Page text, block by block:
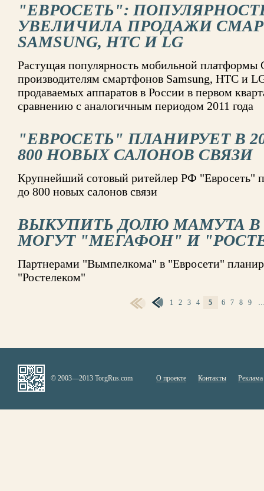
"ЕВРОСЕТЬ": ПОПУЛЯРНОСТЬ
УВЕЛИЧИЛА ПРОДАЖИ
SAMSUNG, HTC И LG
Растущая популярность мобильной платформы
производителям смартфонов Samsung, HTC и
продаваемых аппаратов в России в первом
сравнению с аналогичным периодом 2011 года
"ЕВРОСЕТЬ" ПЛАНИРУЕТ В
800 НОВЫХ САЛОНОВ СВЯЗИ
Крупнейший сотовый ритейлер РФ "Евросеть"
до 800 новых салонов связи
ВЫКУПИТЬ ДОЛЮ МАМУТА
МОГУТ "МЕГАФОН" И
Партнерами "Вымпелкома" в "Евросети"
"Ростелеком"
1 2 3 4 5 6 7 8 9
© 2003—2013 TorgRus.com О проекте Контакты Реклама